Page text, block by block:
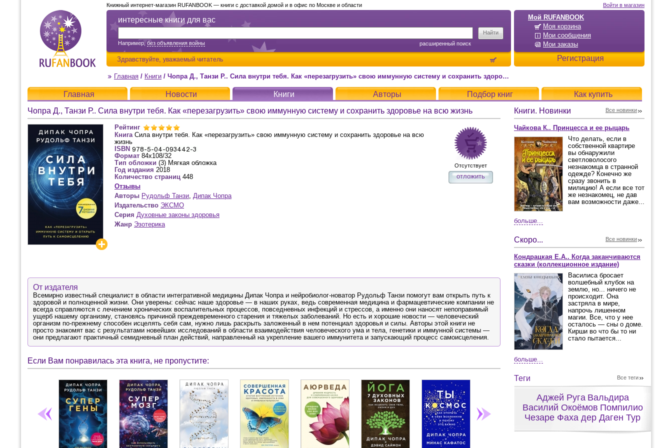
Мой RUFANBOOK
Моя корзина
Мои сообщения
Мои заказы
Регистрация
Войти в магазин
интересные книги для вас
Например,без объявления войны расширенный поиск
Здравствуйте, уважаемый читатель
Книжный интернет-магазин RUFANBOOK — книги с доставкой домой и в офис по Москве и области
Главная / Книги / Чопра Д., Танзи Р.. Сила внутри тебя. Как «перезагрузить» свою иммунную систему и сохранить здоровье на всю жизнь
Главная Новости Книги Авторы Подбор книг
Как купить
Чопра Д., Танзи Р.. Сила внутри тебя. Как «перезагрузить» свою иммунную систему и сохранить здоровье на всю жизнь
Рейтинг
Книга Сила внутри тебя. Как «перезагрузить» свою иммунную систему и сохранить здоровье на всю
жизнь
ISBN
Формат 84x108/32
Тип обложки (3) Мягкая обложка
Год издания 2018
Количество страниц 448
Отзывы
Авторы Рудольф Танзи, Дипак Чопра
Издательство ЭКСМО
Серия Духовные законы здоровья
Жанр Эзотерика
Отсутствует
отложить
От издателя
Всемирно известный специалист в области интегративной медицины Дипак Чопра и нейробиолог-новатор Рудольф Танзи помогут вам открыть путь к
здоровой и полноценной жизни. Они уверены: сейчас наше здоровье — в наших руках, ведь современная медицина и фармацевтические компании не
всегда справляются с лечением хронических воспалительных процессов, повседневных инфекций и стрессов, а именно они наносят непоправимый
ущерб нашему организму, становясь причиной преждевременного старения и тяжелых заболеваний. Но есть и хорошие новости — человеческий
организм по-прежнему способен исцелять себя сам, нужно лишь раскрыть заложенный в нем потенциал здоровья и силы. Авторы этой книги не
просто знакомят вас с результатами новейших исследований в области взаимодействия человеческого ума и тела, генетики и иммунной системы —
они предлагают практичный семидневный план действий, направленный на укрепление вашего иммунитета и запускающий процесс самоисцеления.
Если Вам понравилась эта книга, не пропустите:
Книги. Новинки Все новинки
Чайкова К.. Принцесса и ее рыцарь
Что делать, если в
собственной квартире
вы обнаружили
светловолосого
незнакомца в странной
одежде? Конечно же
сразу звонить в
милицию! А если все тот
же незнакомец, не дав
вам возможности даже...
больше...
Скоро... Все новинки
Кондрацкая Е.А.. Когда заканчиваются
сказки (коллекционное издание)
Василиса бросает
волшебный клубок на
землю, но... ничего не
происходит. Она
застряла в мире,
напрочь лишенном
магии. Все, что у нее
осталось — сны о доме.
Кирши во что бы то ни
стало пытается...
больше...
Теги Все теги
Аджей Руга Вальдира
Василий Окоёмов Помпилио
Чезаре Фаха дер Даген Тур